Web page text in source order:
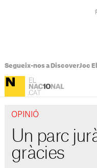
Segueix-nos a DiscoverJoc
OPINIÓ
Un parc
gràcies